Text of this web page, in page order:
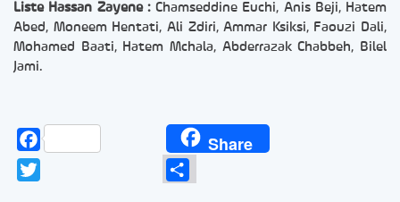
Liste Hassan Zayene :Chamseddine Euchi, Anis Beji, Hatem
Abed, Moneem Hentati, Ali Zdiri, Ammar Ksiksi, Faouzi Dali,
Mohamed Baati, Hatem Mchala, Abderrazak Chabbeh, Bilel
Jami.
Facebook Share
Partager